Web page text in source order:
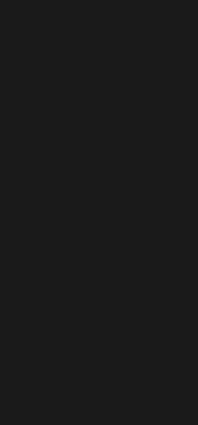
selon votre
et pour
de se faire
dominent Luz-
DE LA
ALTITUDE